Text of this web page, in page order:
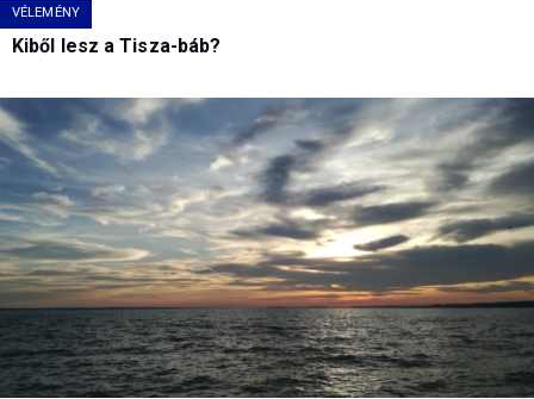
VÉLEMÉNY
Kiből lesz a Tisza-báb?